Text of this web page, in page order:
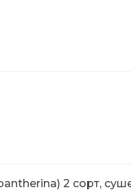
2 сорт,